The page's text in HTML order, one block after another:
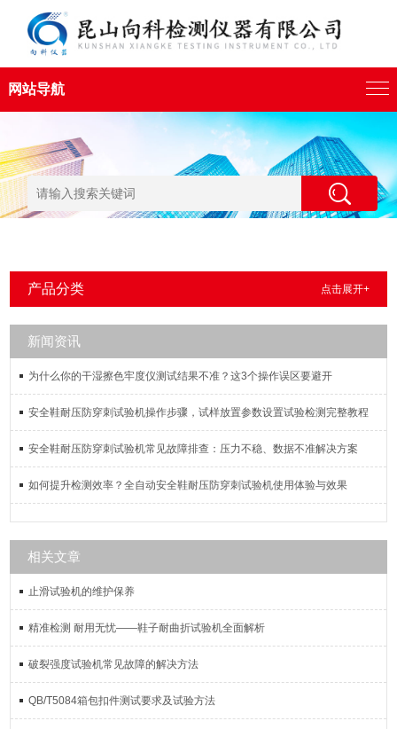
网站导航
产品分类 点击展开+
新闻资讯
为什么你的干湿擦色牢度仪测试结果不准？这3个操作误区要避开
安全鞋耐压防穿刺试验机操作步骤，试样放置参数设置试验检测完整教程
安全鞋耐压防穿刺试验机常见故障排查：压力不稳、数据不准解决方案
如何提升检测效率？全自动安全鞋耐压防穿刺试验机使用体验与效果
相关文章
止滑试验机的维护保养
精准检测 耐用无忧——鞋子耐曲折试验机全面解析
破裂强度试验机常见故障的解决方法
QB/T5084箱包扣件测试要求及试验方法